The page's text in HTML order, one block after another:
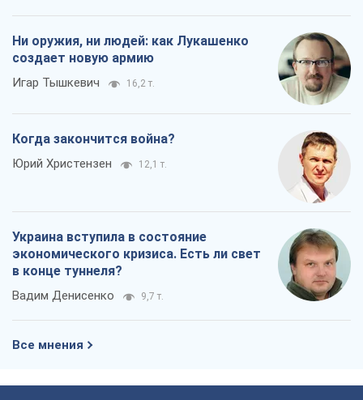
Ни оружия, ни людей: как Лукашенко
создает новую армию
Игар Тышкевич 16,2 т.
Когда закончится война?
Юрий Христензен 12,1 т.
Украина вступила в состояние
экономического кризиса. Есть ли свет
в конце туннеля?
Вадим Денисенко 9,7 т.
Все мнения